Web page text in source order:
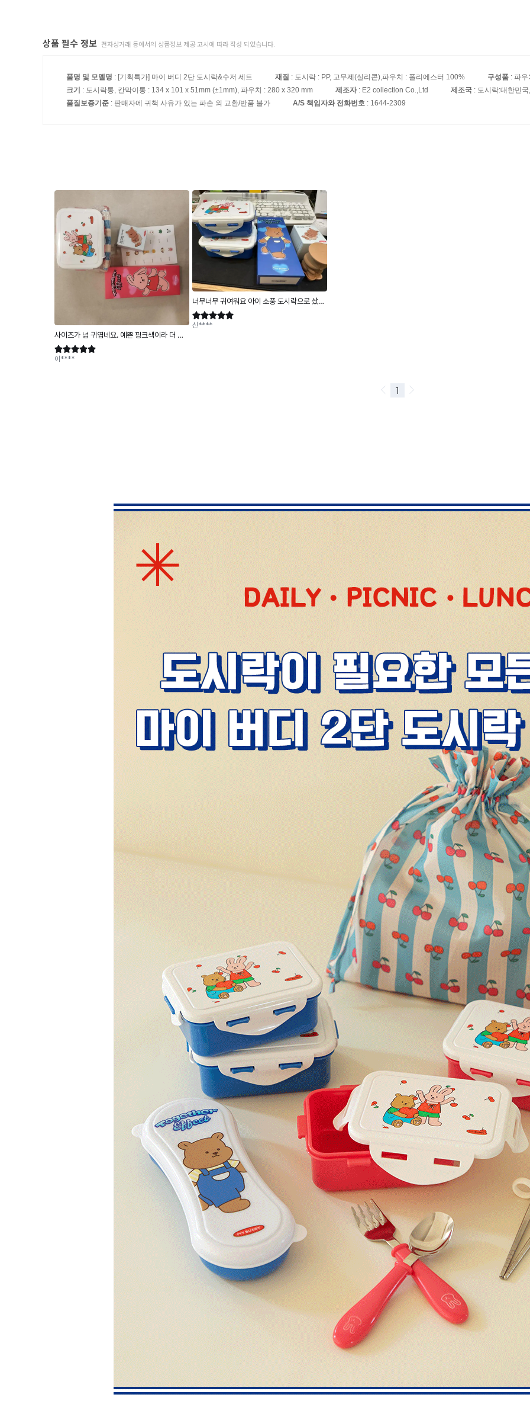
상품 필수 정보 전자상거래 등에서의 상품정보 제공 고시에 따라 작성 되었습니다.
품명 및 모델명 : [기획특가] 마이 버디 2단 도시락&수저 세트 재질 : 도시락 : PP, 고무제(실리콘),파우치 : 폴리에스터 100% 구성품 : 파
크기 : 도시락통, 칸막이통 : 134 x 101 x 51mm (±1mm), 파우치 : 280 x 320 mm 제조자: E2 collection Co.,Ltd 제조국 : 도시락:대한민
품질보증기준 : 판매자에 귀책 사유가 있는 파손 외 교환/반품 불가 A/S 책임자와 전화번호 : 1644-2309